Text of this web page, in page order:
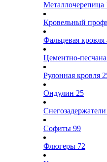
Металлочерепица
Кровельный
Фальцевая кровля
Цементно-
Рулонная кровля
Ондулин 25
Снегозадержатели
Софиты 99
Флюгеры 72